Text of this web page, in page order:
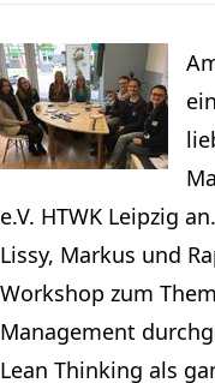
e.V. HTWK Leipzig
Lissy, Markus und
Workshop zum
Management
Lean Thinking als